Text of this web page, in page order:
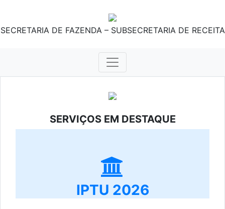
SECRETARIA DE FAZENDA – SUBSECRETARIA DE RECEITA
SERVIÇOS EM DESTAQUE
IPTU 2026